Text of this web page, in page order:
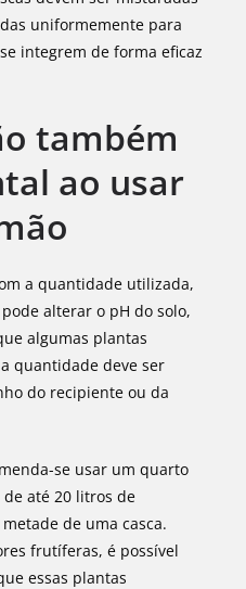
uniformemente para
integrem de forma eficaz
também
ao usar
a quantidade utilizada,
alterar o pH do solo,
algumas plantas
quantidade deve ser
do recipiente ou da
se usar um quarto
de até 20 litros de
de uma casca.
frutíferas, é possível
essas plantas